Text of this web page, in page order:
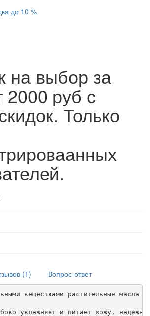
до 10 %
на выбор за
2000 руб с
Только
(1) Вопрос-ответ
веществами растительные
увлажняет и питает кожу,